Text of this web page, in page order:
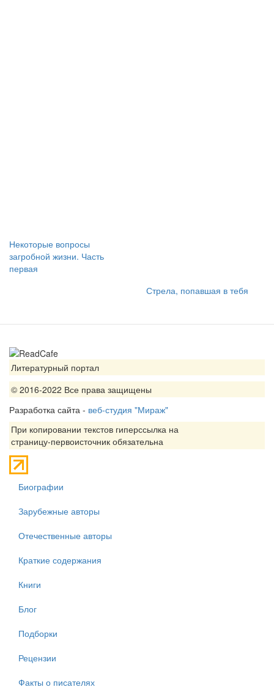
Некоторые вопросы
загробной жизни. Часть
первая
Стрела, попавшая в тебя
Литературный портал
© 2016-2022 Все права защищены
Разработка сайта - веб-студия "Мираж"
При копировании текстов гиперссылка на
страницу-первоисточник обязательна
Биографии
Зарубежные авторы
Отечественные авторы
Краткие содержания
Книги
Блог
Подборки
Рецензии
Факты о писателях